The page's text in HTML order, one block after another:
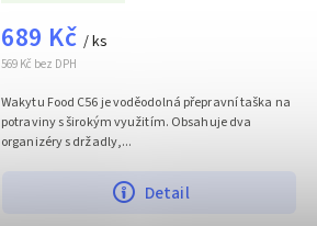
569 Kč bez DPH
689 Kč / ks
Detail
Wakytu Food C56 je voděodolná přepravní taška na
potraviny s širokým využitím. Obsahuje dva
organizéry s držadly,...